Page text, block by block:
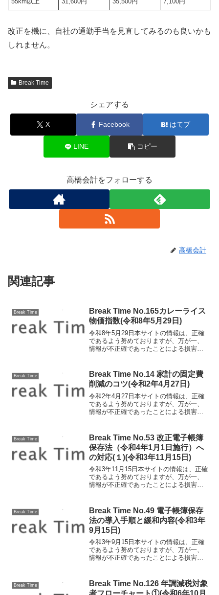
改正を機に、自社の通勤手当を見直してみるのも良いかも
しれません。
Break Time
シェアする
X Facebook はてブ
LINE コピー
高橋会計をフォローする
高橋会計
関連記事
Break Time
Break Time No.165カレーライス
物価指数(令和8年5月29日)
令和8年5月29日本サイトの情報は、正確
であるよう努めておりますが、万が一、
情報が不正確であったことによる損害に
イス物価指数とは、カレーライスを家庭
で調理する際に必要な...
Break Time
Break Time No.14 家計の固定費
削減のコツ(令和2年4月27日)
令和2年4月27日本サイトの情報は、正確
であるよう努めておりますが、万が一、
情報が不正確であったことによる損害に
ルス感染症により、今後の国内景気は後
退が続くとみられてい...
Break Time
Break Time No.53 改正電子帳簿
保存法（令和4年1月1日施行）へ
の対応(１)(令和3年11月15日)
令和3年11月15日本サイトの情報は、正確
であるよう努めておりますが、万が一、
情報が不正確であったことによる損害に
への対応(１) 電子帳簿保存法の改正によ
り、令和4...
Break Time
Break Time No.49 電子帳簿保存
法の導入手順と緩和内容(令和3年
9月15日)
令和3年9月15日本サイトの情報は、正確
であるよう努めておりますが、万が一、
情報が不正確であったことによる損害に
1998年に電子帳簿保存法が制定されて以
来、改正を重ねてき...
Break Time
Break Time No.126 年調減税対象